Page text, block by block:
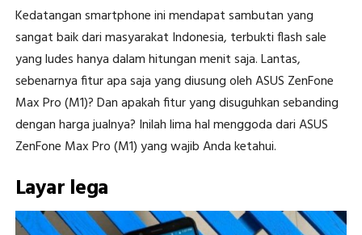
Kedatangan smartphone ini mendapat sambutan yang
sangat baik dari masyarakat Indonesia, terbukti flash sale
yang ludes hanya dalam hitungan menit saja. Lantas,
sebenarnya fitur apa saja yang diusung oleh ASUS ZenFone
Max Pro (M1)? Dan apakah fitur yang disuguhkan sebanding
dengan harga jualnya? Inilah lima hal menggoda dari ASUS
ZenFone Max Pro (M1) yang wajib Anda ketahui.
Layar lega